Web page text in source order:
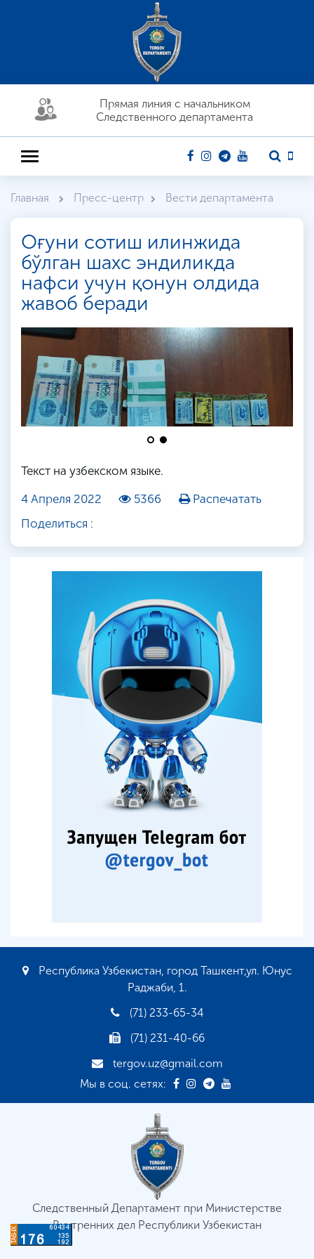
Прямая линия c начальником
Следственного департамента
Главная Пресс-центр Вести департамента
Оғуни сотиш илинжида
бўлган шахс эндиликда
нафси учун қонун олдида
жавоб беради
Текст на узбекском языке.
4 Апреля 2022
5366
Распечатать
Поделиться :
Республика Узбекистан, город Ташкент,ул. Юнус
Раджаби, 1.
(71) 233-65-34
(71) 231-40-66
tergov.uz@gmail.com
Мы в соц. сетях:
Следственный Департамент при Министерстве
Внутренних дел Республики Узбекистан